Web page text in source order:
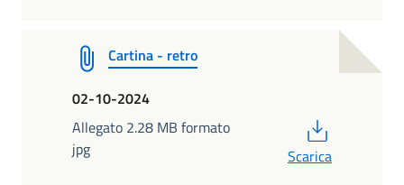
Cartina - retro
02-10-2024
Allegato 2.28 MB formato
jpg
Scarica